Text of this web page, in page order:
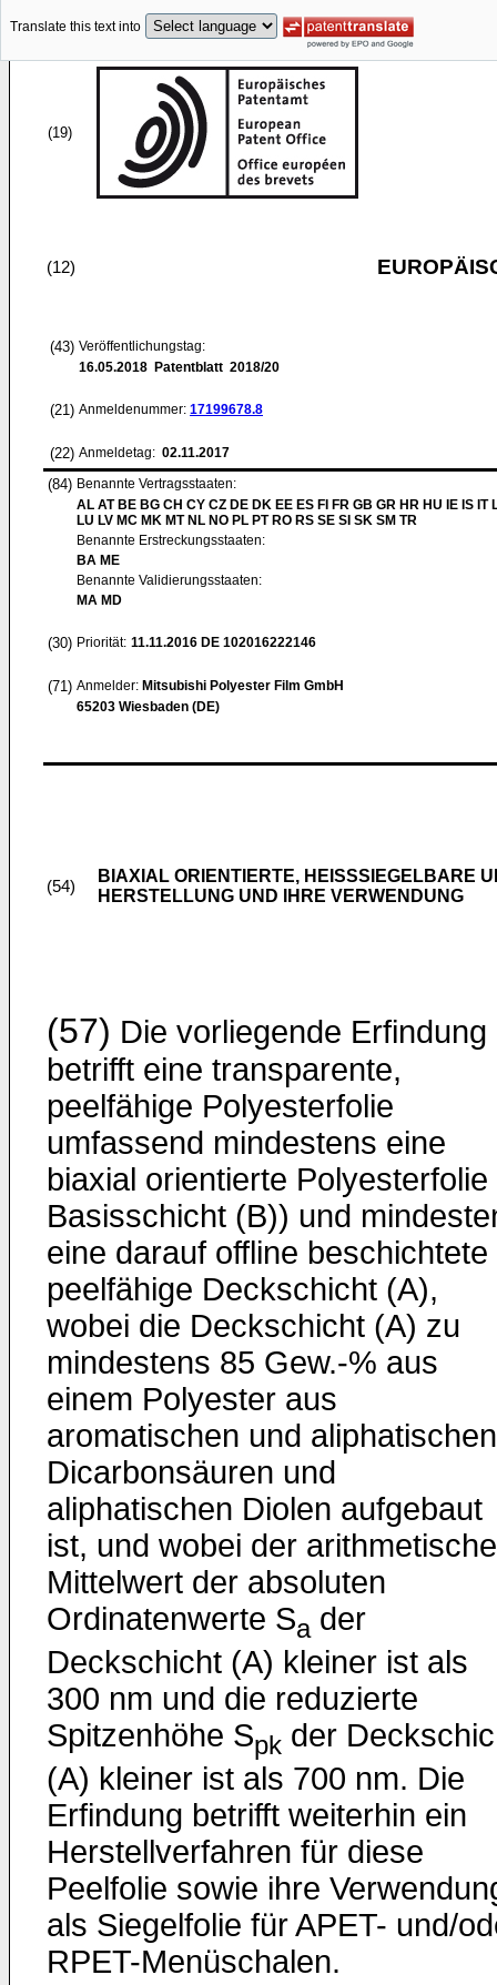
Translate this text into
(19)
(12)
(43) Veröffentlichungstag:
16.05.2018 Patentblatt 2018/20
(21) Anmeldenummer: 17199678.8
(22) Anmeldetag: 02.11.2017
(84) Benannte Vertragsstaaten:
AL AT BE BG CH CY CZ DE DK EE ES FI FR GB GR HR HU IE IS IT
LU LV MC MK MT NL NO PL PT RO RS SE SI SK SM TR
Benannte Erstreckungsstaaten:
BA ME
Benannte Validierungsstaaten:
MA MD
(30) Priorität: 11.11.2016 DE 102016222146
(71) Anmelder: Mitsubishi Polyester Film GmbH
65203 Wiesbaden (DE)
(54)
BIAXIAL ORIENTIERTE, HEISSSIEGELBARE
HERSTELLUNG UND IHRE VERWENDUNG
(57) Die vorliegende Erfindung
betrifft eine transparente,
peelfähige Polyesterfolie
umfassend mindestens eine
biaxial orientierte Polyesterfolie
Basisschicht (B)) und
eine darauf offline beschichtete
peelfähige Deckschicht (A),
wobei die Deckschicht (A) zu
mindestens 85 Gew.-% aus
einem Polyester aus
aromatischen und aliphatischen
Dicarbonsäuren und
aliphatischen Diolen aufgebaut
ist, und wobei der arithmetische
Mittelwert der absoluten
Ordinatenwerte Sa der
Deckschicht (A) kleiner ist als
300 nm und die reduzierte
Spitzenhöhe Spk der
(A) kleiner ist als 700 nm. Die
Erfindung betrifft weiterhin ein
Herstellverfahren für diese
Peelfolie sowie ihre
als Siegelfolie für APET- und/
RPET-Menüschalen.